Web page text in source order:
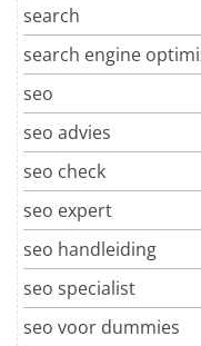
search
search engine
seo
seo advies
seo check
seo expert
seo handleiding
seo specialist
seo voor dummies